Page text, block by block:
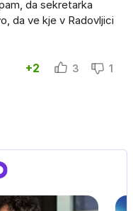
da sekretarka
da ve kje v Radovljici
+2 3 1